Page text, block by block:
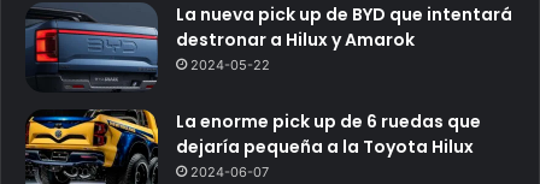
La nueva pick up de BYD que intentará
destronar a Hilux y Amarok
2024-05-22
La enorme pick up de 6 ruedas que
dejaría pequeña a la Toyota Hilux
2024-06-07